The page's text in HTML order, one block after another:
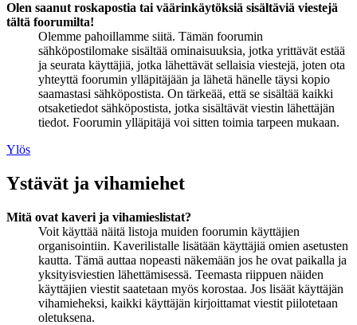
Olen saanut roskapostia tai väärinkäytöksiä sisältäviä viestejä
tältä foorumilta!
Olemme pahoillamme siitä. Tämän foorumin
sähköpostilomake sisältää ominaisuuksia, jotka yrittävät estää
ja seurata käyttäjiä, jotka lähettävät sellaisia viestejä, joten ota
yhteyttä foorumin ylläpitäjään ja lähetä hänelle täysi kopio
saamastasi sähköpostista. On tärkeää, että se sisältää kaikki
otsaketiedot sähköpostista, jotka sisältävät viestin lähettäjän
tiedot. Foorumin ylläpitäjä voi sitten toimia tarpeen mukaan.
Ylös
Ystävät ja vihamiehet
Mitä ovat kaveri ja vihamieslistat?
Voit käyttää näitä listoja muiden foorumin käyttäjien
organisointiin. Kaverilistalle lisätään käyttäjiä omien asetusten
kautta. Tämä auttaa nopeasti näkemään jos he ovat paikalla ja
yksityisviestien lähettämisessä. Teemasta riippuen näiden
käyttäjien viestit saatetaan myös korostaa. Jos lisäät käyttäjän
vihamieheksi, kaikki käyttäjän kirjoittamat viestit piilotetaan
oletuksena.